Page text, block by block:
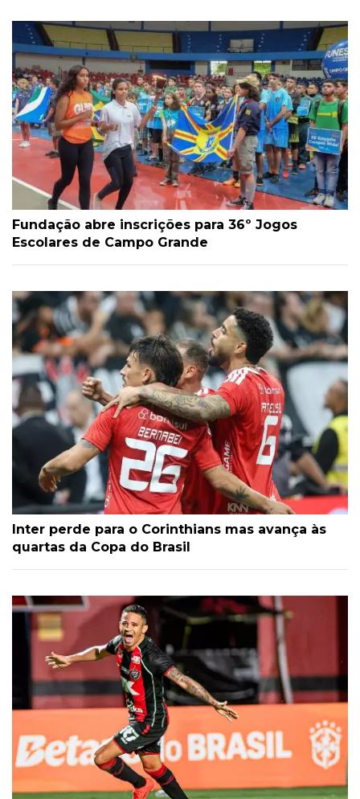
Fundação abre inscrições para 36º Jogos
Escolares de Campo Grande
Inter perde para o Corinthians mas avança às
quartas da Copa do Brasil